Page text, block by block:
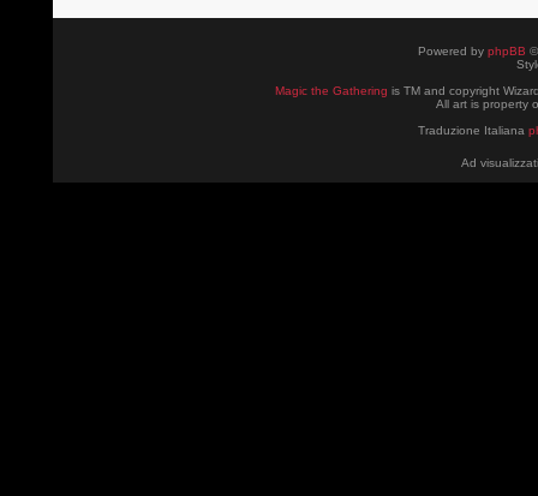
Powered by phpBB
Magic the Gathering is TM and copyright
All art is property
Traduzione Italiana
Ad